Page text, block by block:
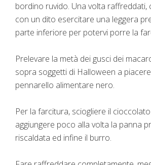
bordino ruvido. Una volta raffreddati,
con un dito esercitare una leggera
parte inferiore per potervi porre la
Prelevare la metà dei gusci dei
sopra soggetti di Halloween a
pennarello alimentare nero.
Per la farcitura, sciogliere il
aggiungere poco alla volta la panna
riscaldata ed infine il burro.